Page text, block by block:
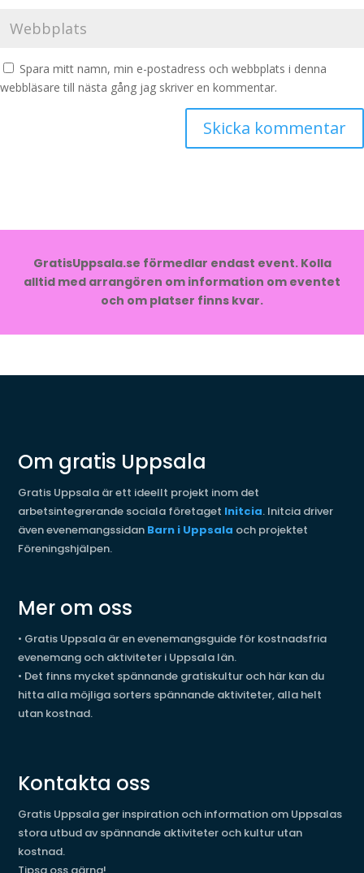
Spara mitt namn, min e-postadress och webbplats i denna
webbläsare till nästa gång jag skriver en kommentar.
GratisUppsala.se förmedlar endast event. Kolla
alltid med arrangören om information om eventet
och om platser finns kvar.
Om gratis Uppsala
Gratis Uppsala är ett ideellt projekt inom det
arbetsintegrerande sociala företaget Initcia. Initcia driver
även evenemangssidan Barn i Uppsala och projektet
Föreningshjälpen.
Mer om oss
• Gratis Uppsala är en evenemangsguide för kostnadsfria
evenemang och aktiviteter i Uppsala län.
• Det finns mycket spännande gratiskultur och här kan du
hitta alla möjliga sorters spännande aktiviteter, alla helt
utan kostnad.
Kontakta oss
Gratis Uppsala ger inspiration och information om Uppsalas
stora utbud av spännande aktiviteter och kultur utan
kostnad.